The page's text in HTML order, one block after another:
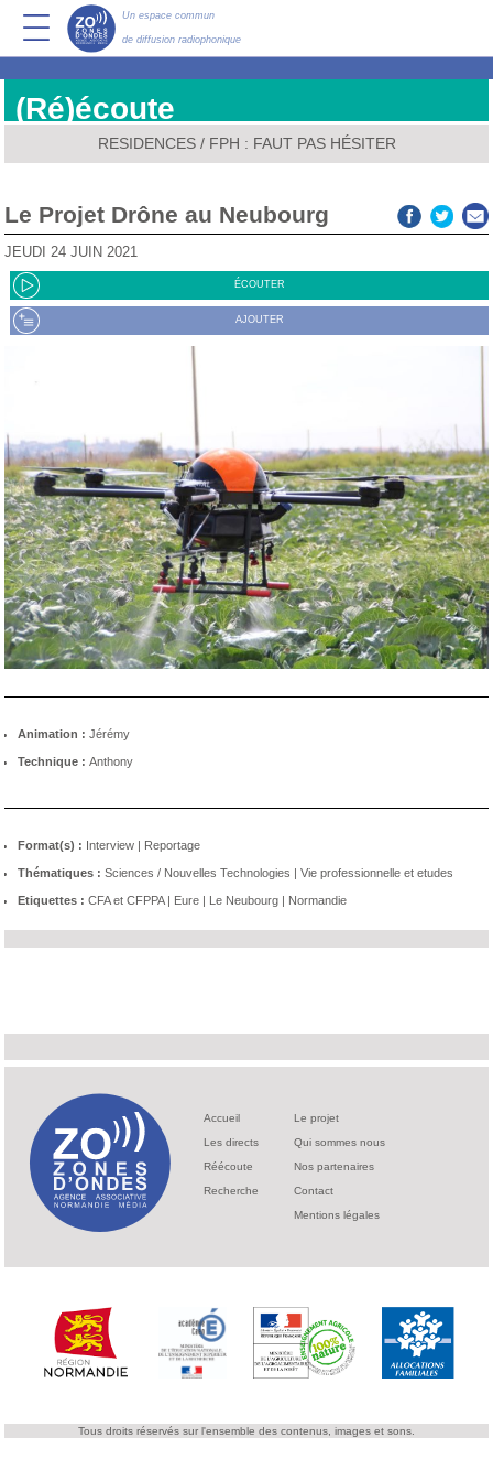
Un espace commun
de diffusion radiophonique
(Ré)écoute
RESIDENCES/ FPH : FAUT PAS HÉSITER
Le Projet Drône au Neubourg
JEUDI 24 JUIN 2021
ÉCOUTER
AJOUTER
Animation : Jérémy
Technique : Anthony
Format(s) : Interview Reportage
Thématiques : Sciences / Nouvelles Technologies Vie professionnelle et etudes
Etiquettes : CFA et CFPPA| Eure Le Neubourg Normandie
Accueil
Les directs
Réécoute
Recherche
Le projet
Qui sommes nous
Nos partenaires
Contact
Mentions légales
Tous droits réservés sur l'ensemble des contenus, images et sons.